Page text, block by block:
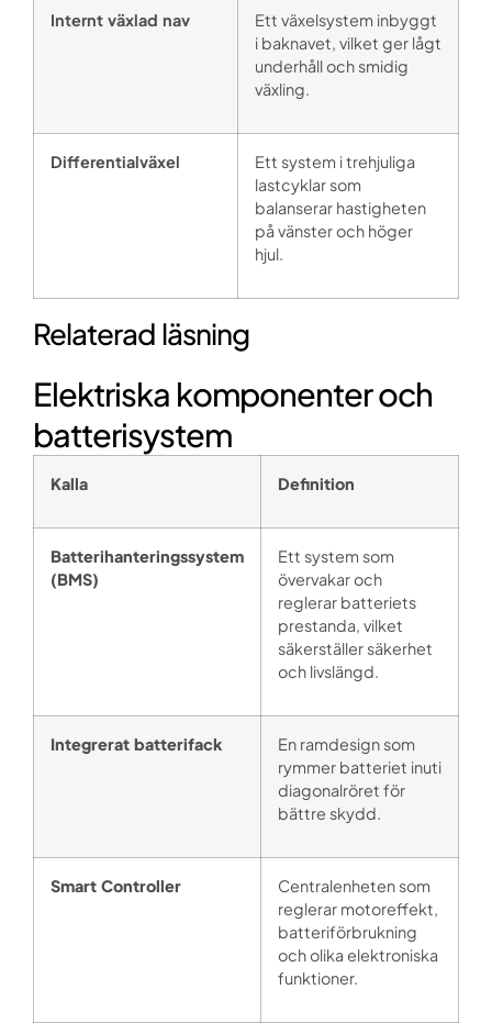
Internt växlad nav
Ett växelsystem inbyggt
i baknavet, vilket ger lågt
underhåll och smidig
växling.
Differentialväxel
Ett system i trehjuliga
lastcyklar som
balanserar hastigheten
på vänster och höger
hjul.
Relaterad läsning
Elektriska komponenter och
batterisystem
Kalla Definition
Batterihanteringssystem
(BMS)
Ett system som
övervakar och
reglerar batteriets
prestanda, vilket
säkerställer säkerhet
och livslängd.
Integrerat batterifack
En ramdesign som
rymmer batteriet inuti
diagonalröret för
bättre skydd.
Smart Controller
Centralenheten som
reglerar motoreffekt,
batteriförbrukning
och olika elektroniska
funktioner.